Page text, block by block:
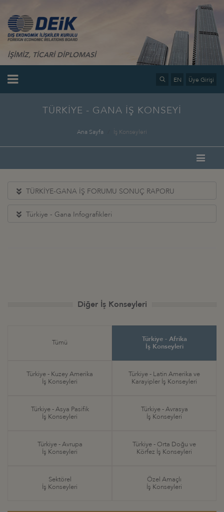
İŞİMİZ, TİCARİ DİPLOMASİ
EN Üye Girişi
TÜRKİYE - GANA İŞ KONSEYİ
Ana Sayfa İş Konseyleri
TÜRKİYE-GANA İŞ FORUMU SONUÇ RAPORU
Türkiye - Gana Infografikleri
Diğer İş Konseyleri
Tümü
Türkiye - Afrika
İş Konseyleri
Türkiye - Kuzey Amerika
İş Konseyleri
Türkiye - Latin Amerika ve
Karayipler İş Konseyleri
Türkiye - Asya Pasifik
İş Konseyleri
Türkiye - Avrasya
İş Konseyleri
Türkiye - Avrupa
İş Konseyleri
Türkiye - Orta Doğu ve
Körfez İş Konseyleri
Sektörel
İş Konseyleri
Özel Amaçlı
İş Konseyleri